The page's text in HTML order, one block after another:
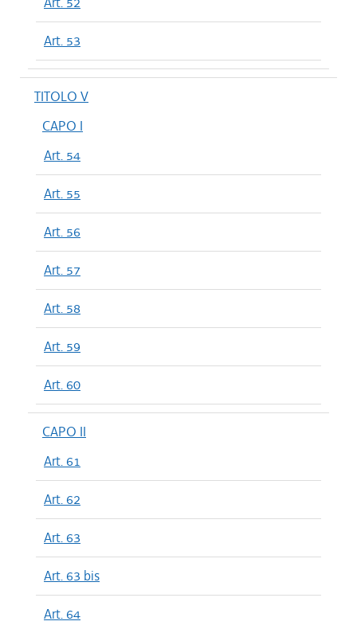
Art. 53
TITOLO V
CAPO I
Art. 54
Art. 55
Art. 56
Art. 57
Art. 58
Art. 59
Art. 60
CAPO II
Art. 61
Art. 62
Art. 63
Art. 63 bis
Art. 64